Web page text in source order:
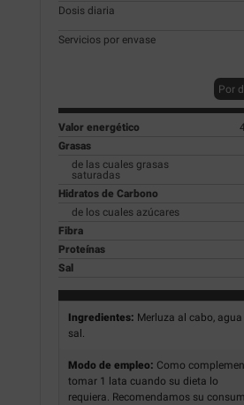
Dosis diaria
Servicios por envase
Por
Valor energético
Grasas
de las cuales grasas
saturadas
Hidratos de Carbono
de los cuales azúcares
Fibra
Proteínas
Sal
Ingredientes: Merluza al cabo,
sal.
Modo de empleo: Como
tomar 1 lata cuando su dieta lo
requiera. Recomendamos su